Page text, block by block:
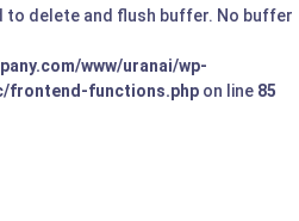
to delete and flush buffer. No buffer
www/uranai/wp-
frontend-functions.php on line 85